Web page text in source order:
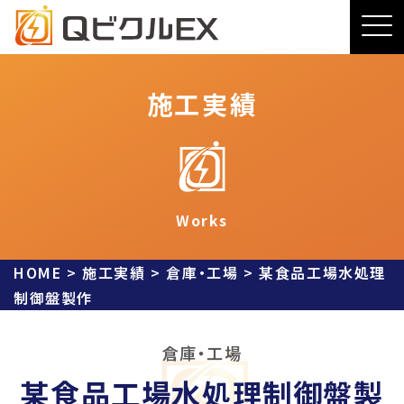
施工実績
Works
HOME >施工実績 >倉庫・工場 >某食品工場水処理
制御盤製作
倉庫・工場
某食品工場水処理制御盤製